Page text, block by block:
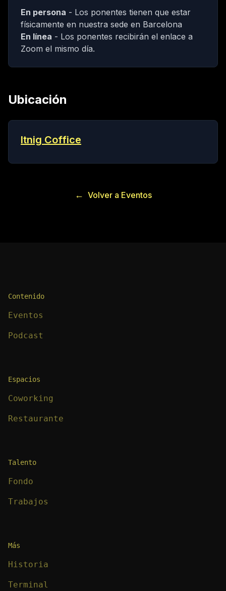
En persona - Los ponentes tienen que estar
físicamente en nuestra sede en Barcelona
En línea - Los ponentes recibirán el enlace a
Zoom el mismo día.
Ubicación
Itnig Coffice
← Volver a Eventos
Contenido
Eventos
Podcast
Espacios
Coworking
Restaurante
Talento
Fondo
Trabajos
Más
Historia
Terminal